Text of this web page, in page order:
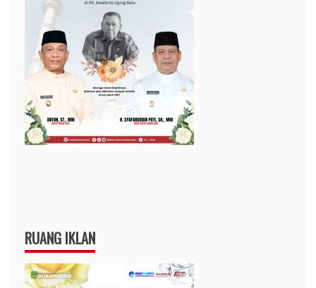
RUANG IKLAN